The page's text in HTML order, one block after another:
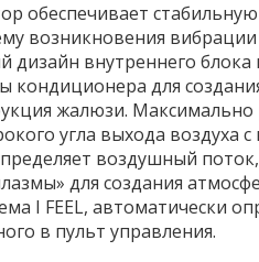
обеспечивает
возникновения
дизайн внутреннего
кондиционера для
жалюзи.
угла выхода воздуха
воздушный
для создания
I FEEL, автоматически
в пульт управления.